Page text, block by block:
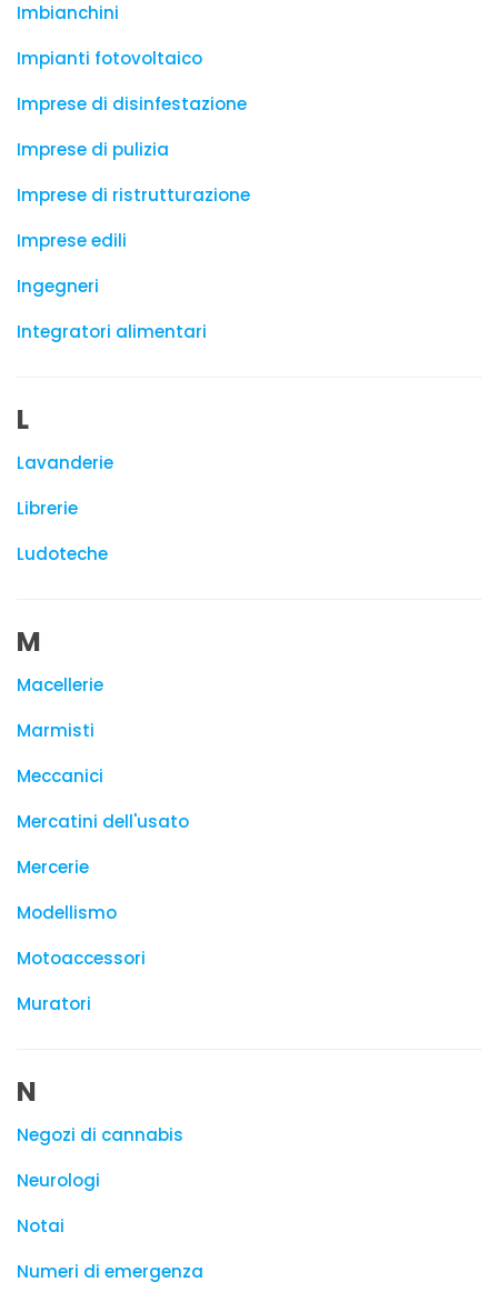
Imbianchini
Impianti fotovoltaico
Imprese di disinfestazione
Imprese di pulizia
Imprese di ristrutturazione
Imprese edili
Ingegneri
Integratori alimentari
L
Lavanderie
Librerie
Ludoteche
M
Macellerie
Marmisti
Meccanici
Mercatini dell'usato
Mercerie
Modellismo
Motoaccessori
Muratori
N
Negozi di cannabis
Neurologi
Notai
Numeri di emergenza